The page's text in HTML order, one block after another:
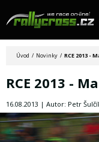
Úvod / Novinky / RCE 2013 -
RCE 2013 -
16.08.2013 | Autor: Petr